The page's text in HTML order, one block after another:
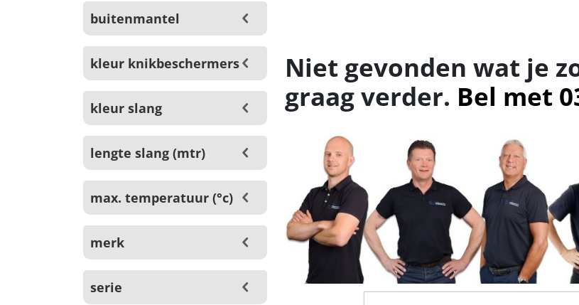
buitenmantel
kleur knikbeschermers
kleur slang
lengte slang (mtr)
max. temperatuur (°c)
merk
serie
Niet gevonden wat je
graag verder. Bel met